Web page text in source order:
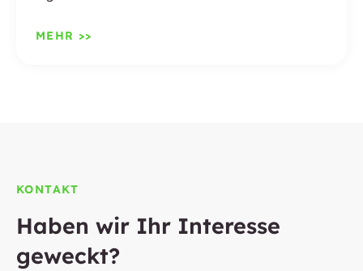
MEHR >>
KONTAKT
Haben wir Ihr Interesse
geweckt?